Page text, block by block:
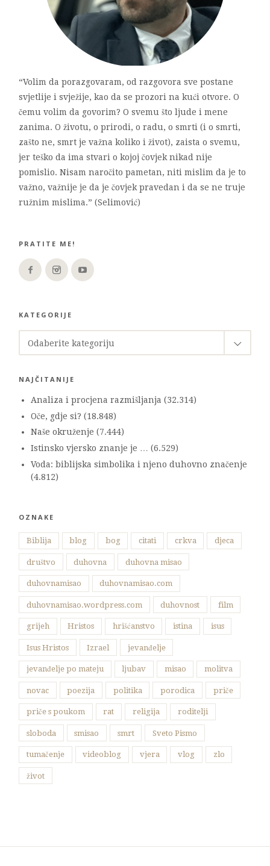
“Volim da porazgovaram, od razgovora sve postane
svjetlije i svježije, kao da se prozori na kući otvore. O
čemu volim da govorim? O svemu što ljude i mene
zanima. O životu, o prirodi, o radu, o smrti (i o smrti,
zašto ne, smrt je važna koliko i život), zaista o svemu,
jer teško da ima stvari o kojoj čovjek nikad nije
pomislio. Nisam naročito pametan, niti mislim da je to
važno, važnije je da je čovjek pravedan i da se ne truje
ružnim mislima.” (Selimović)
PRATITE ME!
KATEGORIJE
Odaberite kategoriju
NAJČITANIJE
Analiza i procjena razmišljanja (32.314)
Oče, gdje si? (18.848)
Naše okruženje (7.444)
Istinsko vjersko znanje je … (6.529)
Voda: biblijska simbolika i njeno duhovno značenje
(4.812)
OZNAKE
Biblija blog bog citati crkva djeca
društvo duhovna duhovna misao
duhovnamisao duhovnamisao.com
duhovnamisao.wordpress.com duhovnost film
grijeh Hristos hrišćanstvo istina isus
Isus Hristos Izrael jevanđelje
jevanđelje po mateju ljubav misao molitva
novac poezija politika porodica priče
priče s poukom rat religija roditelji
sloboda smisao smrt Sveto Pismo
tumačenje videoblog vjera vlog zlo
život